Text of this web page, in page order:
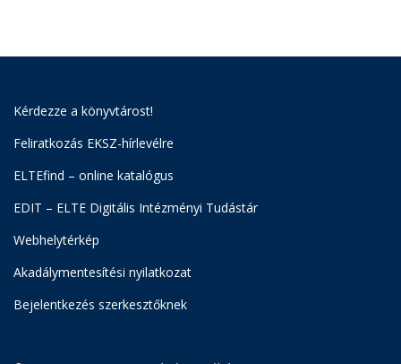
Kérdezze a könyvtárost!
Feliratkozás EKSZ-hírlevélre
ELTEfind – online katalógus
EDIT – ELTE Digitális Intézményi Tudástár
Webhelytérkép
Akadálymentesítési nyilatkozat
Bejelentkezés szerkesztőknek